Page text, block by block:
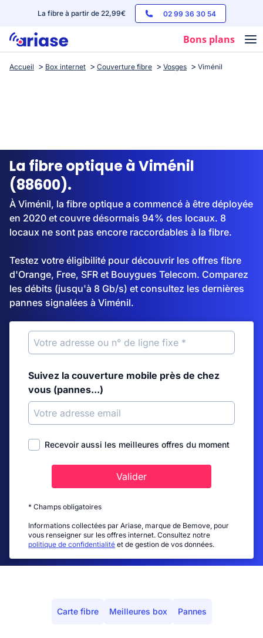
La fibre à partir de 22,99€ 02 99 36 30 54
Bons plans
Box internet
Streaming
Accueil Box internet Couverture fibre Vosges Viménil
La fibre optique à Viménil
(88600).
À Viménil, la fibre optique a commencé à être déployée
en 2020 et couvre désormais 94% des locaux. 8
locaux ne sont pas encore raccordables à la fibre.
Testez votre éligibilité pour découvrir les offres fibre
d'Orange, Free, SFR et Bouygues Telecom. Comparez
les débits (jusqu'à 8 Gb/s) et consultez les dernières
pannes signalées à Viménil.
Suivez la couverture mobile près de chez
vous (pannes...)
Recevoir aussi les meilleures offres du moment
Valider
* Champs obligatoires
Informations collectées par Ariase, marque de Bemove, pour
vous renseigner sur les offres internet. Consultez notre
politique de confidentialité et de gestion de vos données.
Carte fibre Meilleures box Pannes